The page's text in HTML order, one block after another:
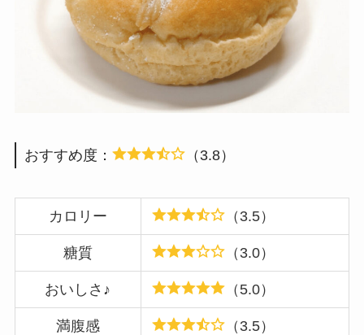
おすすめ度： （3.8）
カロリー （3.5）
糖質 （3.0）
おいしさ♪ （5.0）
満腹感 （3.5）